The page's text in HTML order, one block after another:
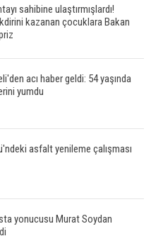
sahibine ulaştırmışlardı!
kazanan çocuklara Bakan
acı haber geldi: 54 yaşında
yumdu
asfalt yenileme çalışması
yonucusu Murat Soydan